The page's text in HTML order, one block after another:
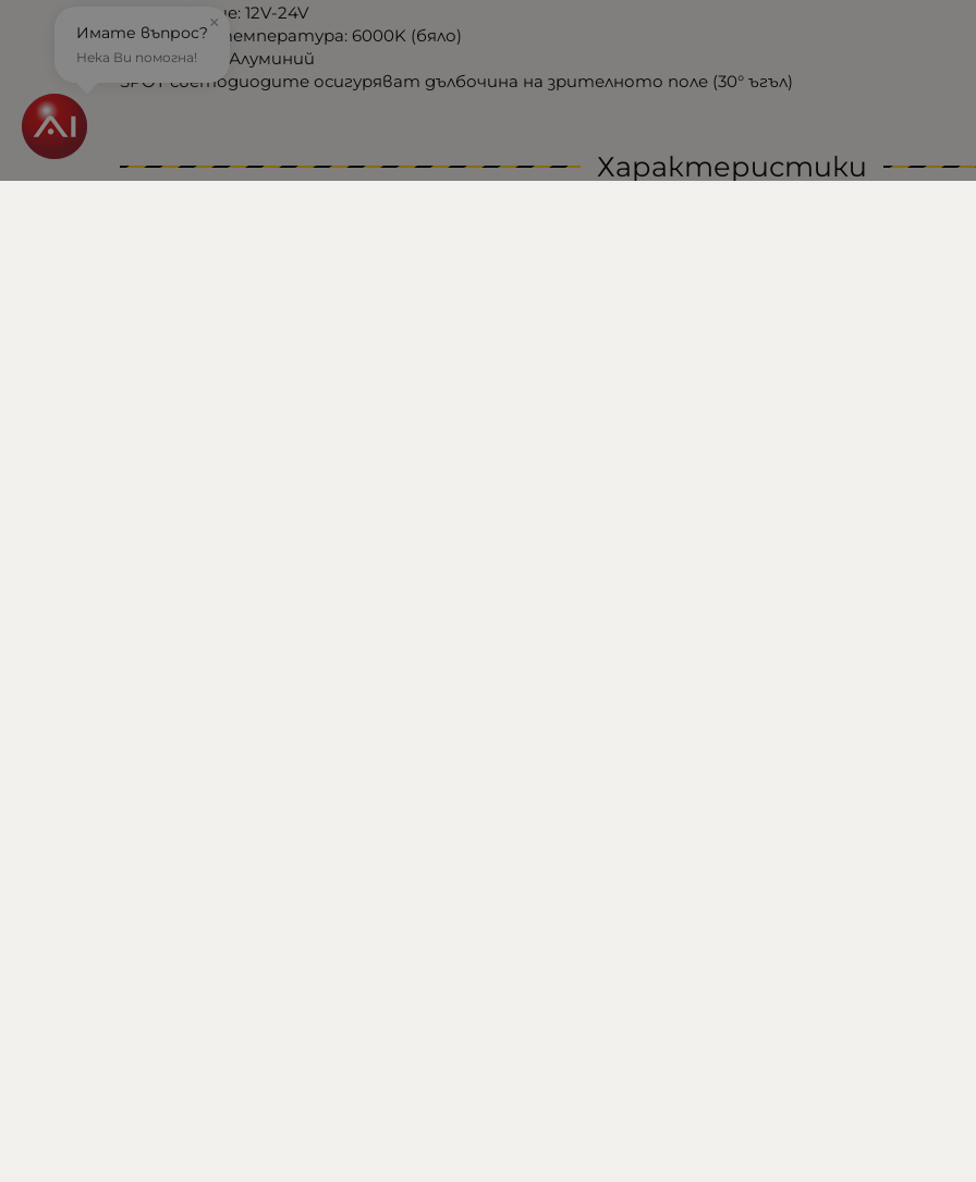
• Напрежение: 12V-24V
• Цветова температура: 6000K (бяло)
• Материал: Алуминий
SPOT светодиодите осигуряват дълбочина на зрителното поле (30° ъгъл)
Характеристики
×
Имате въпрос?
Нека Ви помогна!